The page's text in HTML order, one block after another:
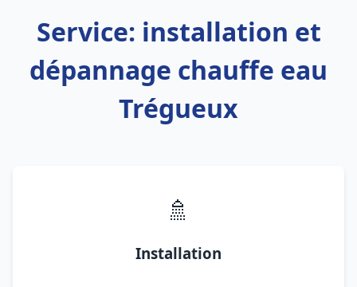
Service: installation et
dépannage chauffe eau
Trégueux
🚿
Installation